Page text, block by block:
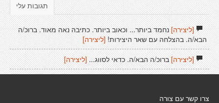
תגובות עלי
[ליצירה]נחמד ביותר... וכאוב ביותר. כתיבה נאה מאוד. ברוכ/ה
הבא/ה. בהצלחה עם שאר היצירות! [ליצירה]
[ליצירה]ברוכ/ה הבא/ה. כדאי לסווג... [ליצירה]
צרו קשר עם צורה